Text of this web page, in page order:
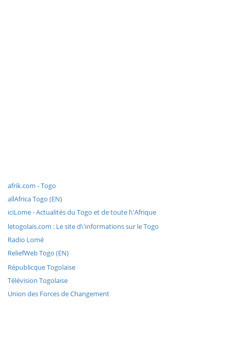
afrik.com - Togo
allAfrica Togo (EN)
iciLome - Actualités du Togo et de toute l\'Afrique
letogolais.com : Le site d\'informations sur le Togo
Radio Lomé
ReliefWeb Togo (EN)
Républicque Togolaise
Télévision Togolaise
Union des Forces de Changement